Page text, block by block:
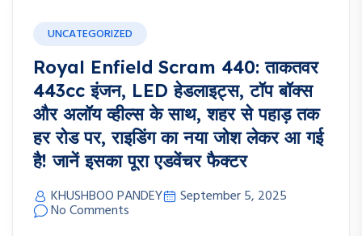
UNCATEGORIZED
Royal Enfield Scram 440: ताकतवर
443cc इंजन, LED हेडलाइट्स, टॉप बॉक्स
और अलॉय व्हील्स के साथ, शहर से पहाड़ तक
हर रोड पर, राइडिंग का नया जोश लेकर आ गई
है! जानें इसका पूरा एडवेंचर फैक्टर
KHUSHBOO PANDEY September 5, 2025
No Comments